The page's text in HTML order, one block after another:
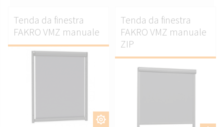
PERSONALIZZARE.
Tenda da finestra
FAKRO VMZ manuale
Tenda da finestra
FAKRO VMZ manuale
ZIP